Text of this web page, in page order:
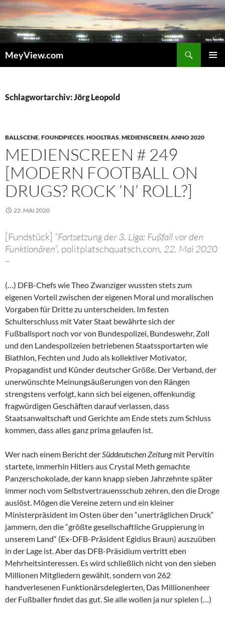
Zum
Inhalt
springen
MeyView.com
Schlagwortarchiv: Jörg Leopold
BALLSCENE,FOUNDPIECES,HOOLTRAS,MEDIENSCREEN,ANNO 2020
MEDIENSCREEN # 249
[MODERN FOOTBALL ON
DRUGS? ROCK ’N’ ROLL?]
22. MAI 2020
[Fundstück] “Fortsetzung der 3. Liga: Fußfall vor den
Funktionären“, politplatschquatsch.com, 22. Mai 2020
–
(…) DFB-Chefs wie Theo Zwanziger wussten stets zum
eigenen Vorteil zwischen der eigenen Moral und moralischen
Vorgaben für Dritte zu unterscheiden. Im festen
Schulterschluss mit Vater Staat bewährte sich der
Fußballsport noch vor von Bundespolizei, Bundeswehr, Zoll
und den Landespolizeien betriebenen Staatssportarten wie
Biathlon, Fechten und Judo als kollektiver Motivator,
Propagandist und Künder deutscher Größe. Der Verband, der
unerwünschte Meinungsäußerungen von den Rängen
strengstens verfolgt, kann sich bei eigenen, offenkundig
fragwürdigen Geschäften darauf verlassen, dass
Staatsanwaltschaft und Gerichte am Ende stets zum Schluss
kommen, dass alles ganz prima gelaufen ist.
Wer nach einem Bericht derSüddeutschen Zeitungmit Pervitin
startete, immerhin Hitlers aus Crystal Meth gemachte
Panzerschokolade, der kann knapp sieben Jahrzehnte später
immer noch vom Selbstvertrauensschub zehren, den die Droge
auslöst. Mögen die Vereine zetern und ein kleiner
Ministerpräsident im Osten über den “unerträglichen Druck“
jammern, den die “größte gesellschaftliche Gruppierung in
unserem Land“ (Ex-DFB-Präsident Egidius Braun) auszuüben
in der Lage ist. Aber das DFB-Präsidium vertritt eben
Mehrheitsinteressen. Es wird schließlich nicht von den sieben
Millionen Mitgliedern gewählt, sondern von 262
handverlesenen Funktionärsdelegierten. Das Millionenheer
der Fußballer findet das gut. Sie alle wollen ja nur spielen (…)